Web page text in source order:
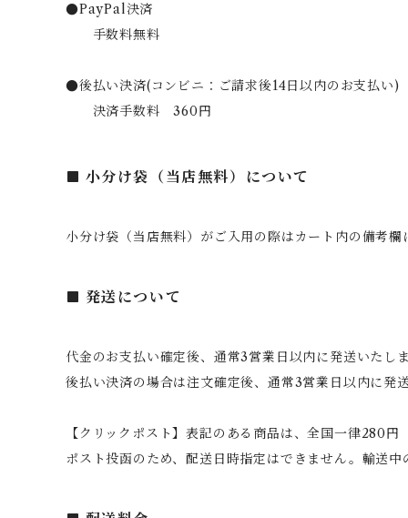
●PayPal決済
手数料無料
●後払い決済(コンビニ：ご請求後14日以内のお支払い)
決済手数料 360円
小分け袋（当店無料）について
小分け袋（当店無料）がご入用の際はカート内の備考
発送について
代金のお支払い確定後、通常3営業日以内に発送いたし
後払い決済の場合は注文確定後、通常3営業日以内に発
【クリックポスト】表記のある商品は、全国一律280
ポスト投函のため、配送日時指定はできません。輸送